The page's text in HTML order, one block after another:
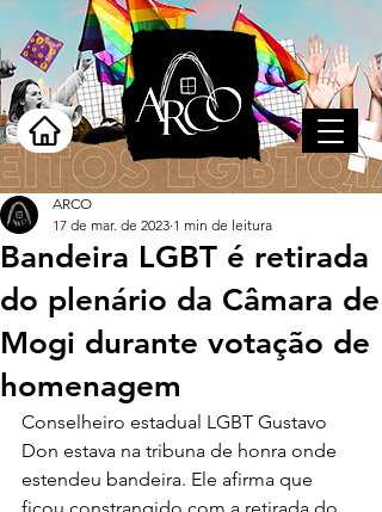
Bandeira LGBT é retirada
do plenário da Câmara de
Mogi durante votação de
homenagem
ARCO
17 de mar. de 2023 1 min de leitura
Conselheiro estadual LGBT Gustavo
Don estava na tribuna de honra onde
estendeu bandeira. Ele afirma que